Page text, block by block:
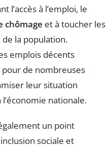
l’accès à l’emploi, le
chômage et à toucher les
la population.
emplois décents
de nombreuses
leur situation
nationale.
un point
sociale et